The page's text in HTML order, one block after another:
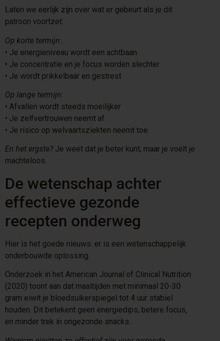
Laten we eerlijk zijn over wat er gebeurt als je dit
patroon voortzet:
Op korte termijn:
•⁠ ⁠Je energieniveau wordt een achtbaan
•⁠ ⁠Je concentratie en je focus worden slechter
•⁠ ⁠Je wordt prikkelbaar en gestrest
Op lange termijn:
•⁠ ⁠Afvallen wordt steeds moeilijker
•⁠ ⁠Je zelfvertrouwen neemt af
•⁠ ⁠Je risico op welvaartsziekten neemt toe
En het ergste? Je weet dat je beter kunt, maar je voelt je
machteloos.
De wetenschap achter
effectieve gezonde
recepten onderweg
Hier is het goede nieuws: er is een wetenschappelijk
onderbouwde oplossing.
Onderzoek in het American Journal of Clinical Nutrition
(2020) toont aan dat maaltijden met minimaal 20-30
gram eiwit je bloedsuikerspiegel tot 4 uur stabiel
houden. Dit betekent geen energiedips, betere focus,
en minder trek in ongezonde snacks.